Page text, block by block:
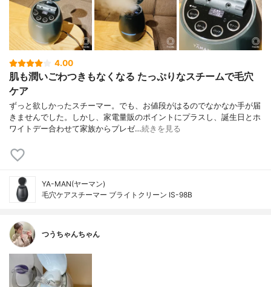
4.00
肌も潤いごわつきもなくなる たっぷりなスチームで毛穴
ケア
ずっと欲しかったスチーマー。でも、お値段がはるのでなかなか手が届
きませんでした。しかし、家電量販のポイントにプラスし、誕生日とホ
ワイトデー合わせて家族からプレゼ…続きを見る
YA-MAN(ヤーマン)
毛穴ケアスチーマー ブライトクリーン IS-98B
つうちゃんちゃん